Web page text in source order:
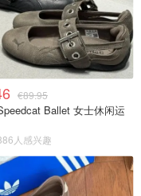
€89.95
Ballet 女士休闲运
人感兴趣